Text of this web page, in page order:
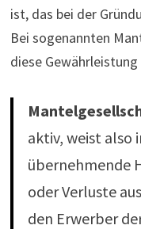
ist, das bei der
Bei sogenannten
diese
aktiv, weist also
übernehmende
oder Verluste
den Erwerber